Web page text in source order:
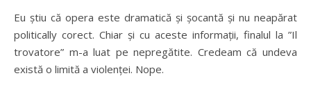
Eu știu că opera este dramatică și șocantă și nu neapărat
politically corect. Chiar și cu aceste informații, finalul la ”Il
trovatore” m-a luat pe nepregătite. Credeam că undeva
există o limită a violenței. Nope.